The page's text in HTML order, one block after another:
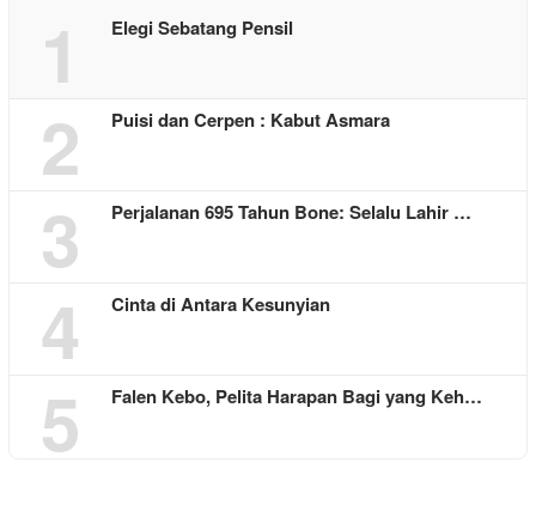
1 Elegi Sebatang Pensil
2 Puisi dan Cerpen : Kabut Asmara
3 Perjalanan 695 Tahun Bone: Selalu Lahir …
4 Cinta di Antara Kesunyian
5 Falen Kebo, Pelita Harapan Bagi yang Keh…